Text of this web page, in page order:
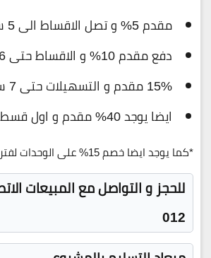
مقدم 5% و تصل الاقساط الى 5 سنوات
دفع مقدم 10% و الاقساط حتى 6 سنوات
15% مقدم و التسهيلات حتى 7 سنوات
ايضا يوجد 40% مقدم و اول قسط عند الاستلام
*كما يوجد ايضا خصم 15% على الوحدات لفترة محدودة
012